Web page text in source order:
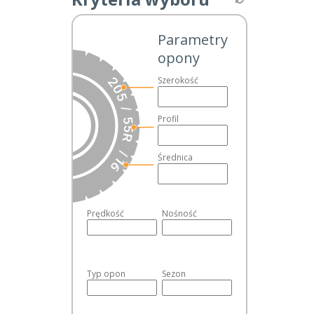
(1)
NEXEN (2)
UNIROYAL (8)
KLASA EKONOMICZNA
ARIVO (4)
BLACKLION (3)
COLLIN'S (4)
DĘBICA (1)
Parametry
opony
Szerokość
Profil
Średnica
Prędkość Nośność
Typ opon Sezon